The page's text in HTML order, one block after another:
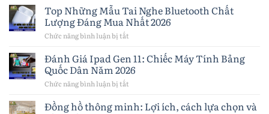
pin
iPhone
khi
cách
chọn
pin
ý
Top Những Mẫu Tai Nghe Bluetooth Chất
Lượng Đáng Mua Nhất 2026
Chức năng bình luận bị tắt
Những
Mẫu
Tai
Lượng
Đánh Giá Ipad Gen 11: Chiếc Máy Tính Bảng
Quốc Dân Năm 2026
Chức năng bình luận bị tắt
Giá
Ipad
Đồng hồ thông minh: Lợi ích, cách lựa chọn và